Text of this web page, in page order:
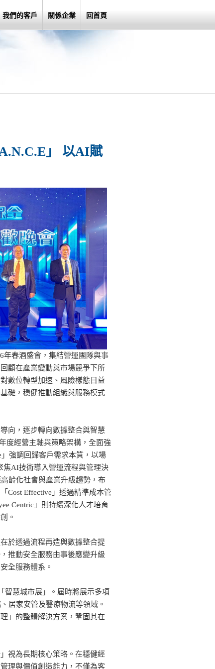
我們的客戶 關係企業 回首頁
」 以AI賦
年春酒盛會，集結營運團隊與事
顧在產業變動與市場競爭下所
數位轉型加速、風險樣態日益
礎，穩健推動組織與服務模式
向，逐步轉向數據整合與智慧
度經營主軸與策略架構，全面強
強調回歸客戶需求本質，以場
焦AI技術導入營運流程與管理決
齡化社會與產業升級趨勢，布
Cost Effective」透過精準成本管
Centric」則持續深化人才培育
。
於透過流程再造與數據整合提
推動安全服務由事後應變升級
全服務體系。
智慧城市展」。屆時將展示多項
居家安管及醫療物流等領域。
」的整體解決方案，鞏固其在
視為長期核心策略。在穩健經
理與價值創造能力，不僅為客